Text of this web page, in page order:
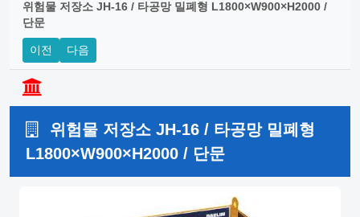
위험물 저장소 JH-16 / 타공망 밀폐형 L1800×W900×H2000 /
단문
이전 다음
위험물 저장소 JH-16 / 타공망 밀폐형
L1800×W900×H2000 / 단문